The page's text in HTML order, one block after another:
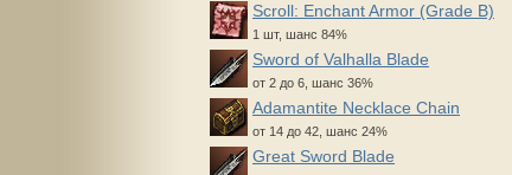
Scroll: Enchant Armor (Grade B)
1 шт, шанс 84%
Sword of Valhalla Blade
от 2 до 6, шанс 36%
Adamantite Necklace Chain
от 14 до 42, шанс 24%
Great Sword Blade